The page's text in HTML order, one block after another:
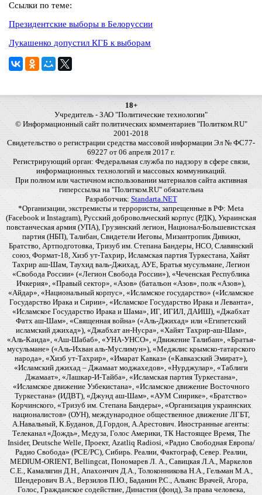
Ссылки по теме:
Президентские выборы в Белоруссии
Лукашенко допустил КГБ к выборам
18+
Учредитель - ЗАО "Политические технологии"
© Информационный сайт политических комментариев "Политком.RU"
2001-2018
Свидетельство о регистрации средства массовой информации Эл № ФС77-
69227 от 06 апреля 2017 г.
Регистрирующий орган: Федеральная служба по надзору в сфере связи,
информационных технологий и массовых коммуникаций.
При полном или частичном использовании материалов сайта активная
гиперссылка на "Политком.RU" обязательна
Разработчик: Standarta.NET
*Организации, экстремисты и террористы, запрещенные в РФ: Meta
(Facebook и Instagram), Русский добровольческий корпус (РДК), Украинская
повстанческая армия (УПА), Грузинский легион, Национал-Большевистская
партия (НБП), Талибан, Свидетели Иеговы, Мизантропик Дивижн,
Братство, Артподготовка, Тризуб им. Степана Бандеры, НСО, Славянский
союз, Формат-18, Хизб ут-Тахрир, Исламская партия Туркестана, Хайят
Тахрир аш-Шам, Таухид валь-Джихад, АУЕ, Братья мусульмане, Легион
«Свобода России» («Легион Свобода России»), «Чеченская Республика
Ичкерия», «Правый сектор», «Азов» (батальон «Азов», полк «Азов»),
«Айдар», «Национальный корпус», «Исламское государство» («Исламское
Государство Ирака и Сирии», «Исламское Государство Ирака и Леванта»,
«Исламское Государство Ирака и Шама», ИГ, ИГИЛ, ДАИШ), «Джабхат
Фатх аш-Шам», «Священная война» («Аль-Джихад» или «Египетский
исламский джихад»), «Джабхат ан-Нусра», «Хайят Тахрир-аш-Шам»,
«Аль-Каида», «Аш-Шабаб», «УНА-УНСО», «Движение Талибан», «Братья-
мусульмане» («Аль-Ихван аль-Муслимун»), «Меджлис крымско-татарского
народа», «Хизб ут-Тахрир», «Имарат Кавказ» («Кавказский Эмират»),
«Исламский джихад – Джамаат моджахедов», «Нурджулар», «Таблиги
Джамаат», «Лашкар-И-Тайба», «Исламская партия Туркестана»,
«Исламское движение Узбекистана», «Исламское движение Восточного
Туркестана» (ИДВТ), «Джунд аш-Шам», «АУМ Синрике», «Братство»
Корчинского, «Тризуб им. Степана Бандеры», «Организация украинских
националистов» (ОУН), международное общественное движение ЛГБТ,
А.Навальный, К.Буданов, Д.Гордон, А.Арестович. Иностранные агенты:
Телеканал «Дождь», Медуза, Голос Америки, ТК Настоящее Время, The
Insider, Deutsche Welle, Проект, Azatliq Radiosi, «Радио Свободная Европа/
Радио Свобода» (PCE/PC), Сибирь. Реалии, Фактограф, Север. Реалии,
MEDIUM-ORIENT, Bellingcat, Пономарев Л. А., Савицкая Л.А., Маркелов
С.Е., Камалягин Д.Н., Апахончич Д.А., Толоконникова Н.А., Гельман М.А.,
Шендерович В.А., Верзилов П.Ю., Баданин Р.С., Альянс Врачей, Агора,
Голос, Гражданское содействие, Династия (фонд), За права человека,